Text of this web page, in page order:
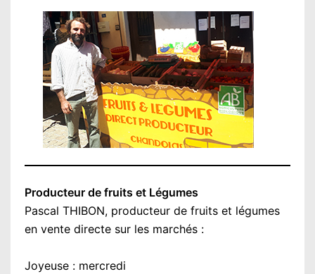
Producteur de fruits et Légumes
Pascal THIBON, producteur de fruits et légumes
en vente directe sur les marchés :
Joyeuse : mercredi